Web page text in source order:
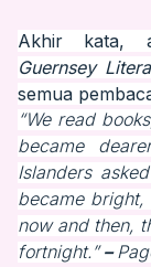
Akhir kata,
Guernsey
semua
“We read
became
Islanders
became
now and then,
fortnight.”–